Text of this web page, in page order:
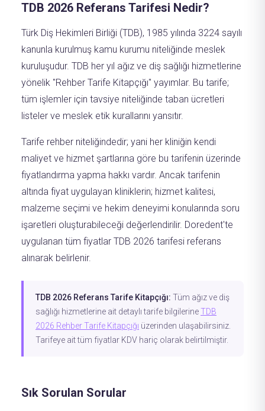
TDB 2026 Referans Tarifesi Nedir?
Türk Diş Hekimleri Birliği (TDB), 1985 yılında 3224 sayılı
kanunla kurulmuş kamu kurumu niteliğinde meslek
kuruluşudur. TDB her yıl ağız ve diş sağlığı hizmetlerine
yönelik "Rehber Tarife Kitapçığı" yayımlar. Bu tarife;
tüm işlemler için tavsiye niteliğinde taban ücretleri
listeler ve meslek etik kurallarını yansıtır.
Tarife rehber niteliğindedir; yani her kliniğin kendi
maliyet ve hizmet şartlarına göre bu tarifenin üzerinde
fiyatlandırma yapma hakkı vardır. Ancak tarifenin
altında fiyat uygulayan kliniklerin; hizmet kalitesi,
malzeme seçimi ve hekim deneyimi konularında soru
işaretleri oluşturabileceği değerlendirilir. Doredent'te
uygulanan tüm fiyatlar TDB 2026 tarifesi referans
alınarak belirlenir.
TDB 2026 Referans Tarife Kitapçığı: Tüm ağız ve diş
sağlığı hizmetlerine ait detaylı tarife bilgilerineTDB
2026 Rehber Tarife Kitapçığı üzerinden ulaşabilirsiniz.
Tarifeye ait tüm fiyatlar KDV hariç olarak belirtilmiştir.
Sık Sorulan Sorular